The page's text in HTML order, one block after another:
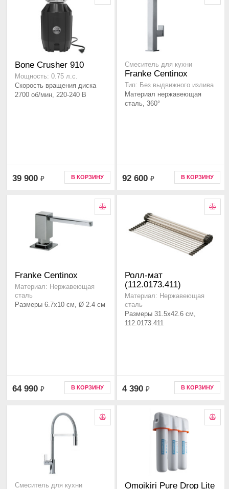
Bone Crusher 910
Мощность: 0.75 л.с.
Скорость вращения диска
2700 об/мин, 220-240 В
39 900 ₽ В КОРЗИНУ
Смеситель для кухни
Franke Centinox
Тип: Без выдвижного излива
Материал нержавеющая
сталь, 360°
92 600 ₽ В КОРЗИНУ
Franke Centinox
Материал: Нержавеющая
сталь
Размеры 6.7x10 см, Ø 2.4 см
64 990 ₽ В КОРЗИНУ
Ролл-мат
(112.0173.411)
Материал: Нержавеющая
сталь
Размеры 31.5x42.6 см,
112.0173.411
4 390 ₽ В КОРЗИНУ
Смеситель для кухни Omoikiri Pure Drop Lite